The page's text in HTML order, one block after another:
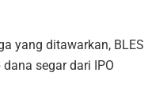
yang ditawarkan, BLES
segar dari IPO